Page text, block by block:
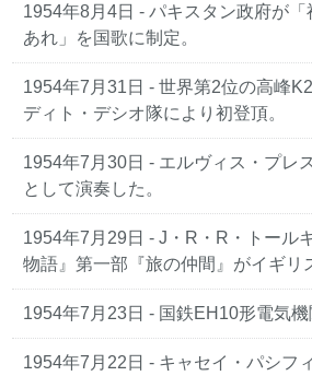
1954年8月4日 - パキスタン政府が
あれ」を国歌に制定。
1954年7月31日 - 世界第2位の高峰
ディト・デシオ隊により初登頂。
1954年7月30日 - エルヴィス・プレ
として演奏した。
1954年7月29日 - J・R・R・トール
物語』第一部『旅の仲間』がイギリ
1954年7月23日 - 国鉄EH10形電気機
1954年7月22日 - キャセイ・パシフ